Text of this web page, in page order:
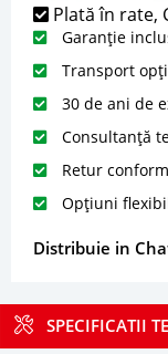
Plată în rate,
Garanție
Transport
30 de ani de
Consultanță
Retur
Opțiuni
Distribuie in
SPECIFICATII